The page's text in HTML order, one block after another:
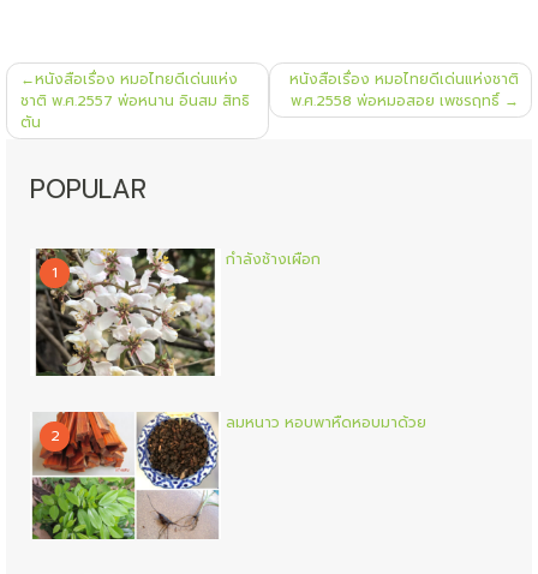
แนะแนว
เรื่อง
หนังสือเรื่อง หมอไทยดีเด่นแห่ง
ชาติ พ.ศ.2557 พ่อหนาน อินสม สิทธิ
ตัน
หนังสือเรื่อง หมอไทยดีเด่นแห่งชาติ
พ.ศ.2558 พ่อหมอสอย เพชรฤทธิ์
POPULAR
1
กำลังช้างเผือก
2
ลมหนาว หอบพาหืดหอบมาด้วย